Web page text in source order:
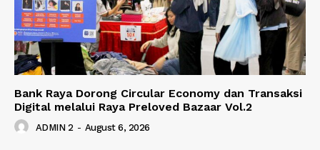
Bank Raya Dorong Circular Economy dan Transaksi
Digital melalui Raya Preloved Bazaar Vol.2
ADMIN 2 - August 6, 2026